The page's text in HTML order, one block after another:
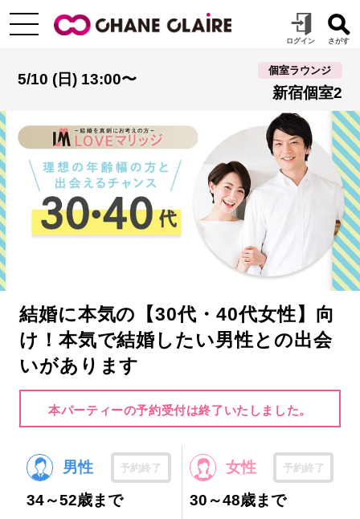
5/10 (日) 13:00〜
個室ラウンジ
新宿個室2
結婚に本気の【30代・40代女性】向
け！本気で結婚したい男性との出会
いがあります
本パーティーの予約受付は終了いたしました。
男性 予約終了
34～52歳まで
女性 予約終了
30～48歳まで